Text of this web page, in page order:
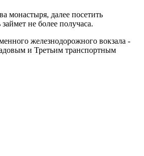
монастыря, далее посетить
не более получаса.
железнодорожного вокзала -
и Третьим транспортным